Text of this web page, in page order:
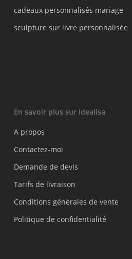
cadeaux personnalisés mariage
sculpture sur livre personnalisée
En savoir plus sur Idealisa
A propos
Contactez-moi
Demande de devis
Tarifs de livraison
Conditions générales de vente
Politique de confidentialité